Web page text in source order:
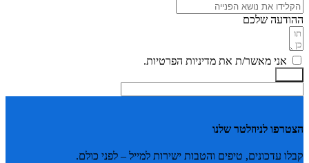
ההודעה שלכם
אני מאשר/ת את מדיניות הפרטיות.
הצטרפו לניוזלטר שלנו
קבלו עדכונים, טיפים והטבות ישירות למייל – לפני כולם.